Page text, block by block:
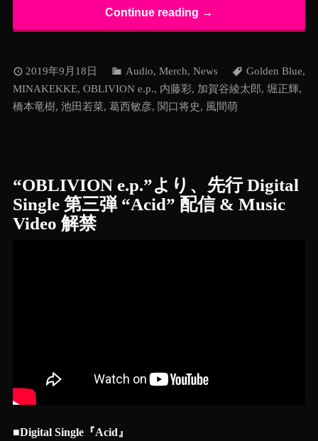
Continue reading →
2019年9月18日 Audio, Merch, News Golden Blue,
MINAKEKKE, OBLIVION e.p., 内藤彩, 加賀谷綾太郎, 堀正輝,
橋本竜樹, 池田若菜, 葛西敏彦, 関口将史, 風間萌
“OBLIVION e.p.”より、先行 Digital
Single 第三弾 “Acid” 配信 & Music
Video 解禁
■Digital Single『Acid』